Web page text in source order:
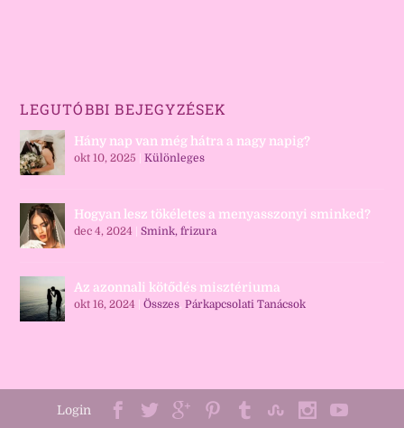
LEGUTÓBBI BEJEGYZÉSEK
Hány nap van még hátra a nagy napig?
okt 10, 2025 |Különleges
Hogyan lesz tökéletes a menyasszonyi sminked?
dec 4, 2024 |Smink, frizura
Az azonnali kötődés misztériuma
okt 16, 2024 |Összes ,Párkapcsolati Tanácsok
Login